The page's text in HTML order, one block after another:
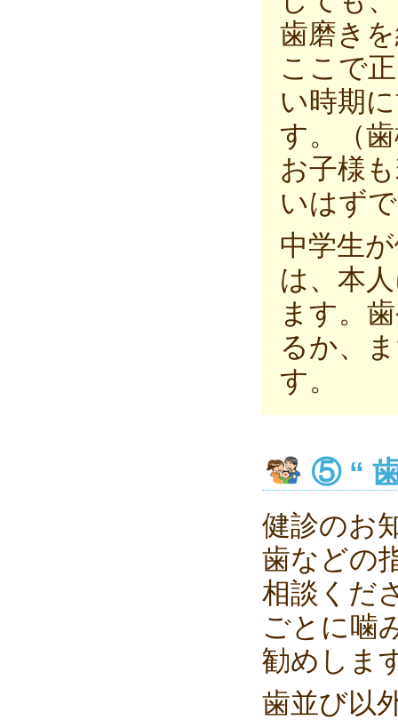
歯磨き
ここで
い時期
す。（
お子様
いはず
中学生
は、本
ます。
るか、
す。
⑤ “
健診のお
歯などの
相談くだ
ごとに噛
勧めしま
歯並び以